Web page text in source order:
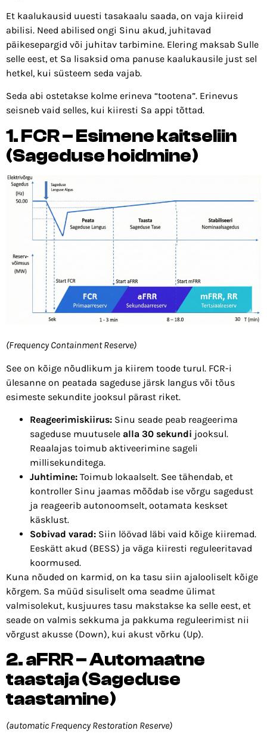
Et kaalukausid uuesti tasakaalu saada, on vaja kiireid
abilisi. Need abilised ongi Sinu akud, juhitavad
päikesepargid või juhitav tarbimine. Elering maksab Sulle
selle eest, et Sa lisaksid oma panuse kaalukausile just sel
hetkel, kui süsteem seda vajab.
Seda abi ostetakse kolme erineva “tootena”. Erinevus
seisneb vaid selles, kui kiiresti Sa appi tõttad.
1. FCR – Esimene kaitseliin
(Sageduse hoidmine)
(Frequency Containment Reserve)
See on kõige nõudlikum ja kiirem toode turul. FCR-i
ülesanne on peatada sageduse järsk langus või tõus
esimeste sekundite jooksul pärast riket.
Reageerimiskiirus: Sinu seade peab reageerima
sageduse muutusele alla 30 sekundi jooksul.
Reaalajas toimub aktiveerimine sageli
millisekunditega.
Juhtimine: Toimub lokaalselt. See tähendab, et
kontroller Sinu jaamas mõõdab ise võrgu sagedust
ja reageerib autonoomselt, ootamata keskset
käsklust.
Sobivad varad: Siin löövad läbi vaid kõige kiiremad.
Eeskätt akud (BESS) ja väga kiiresti reguleeritavad
koormused.
Kuna nõuded on karmid, on ka tasu siin ajalooliselt kõige
kõrgem. Sa müüd sisuliselt oma seadme ülimat
valmisolekut, kusjuures tasu makstakse ka selle eest, et
seade on valmis sekkuma ja pakkuma reguleerimist nii
võrgust akusse (Down), kui akust võrku (Up).
2. aFRR – Automaatne
taastaja (Sageduse
taastamine)
(automatic Frequency Restoration Reserve)